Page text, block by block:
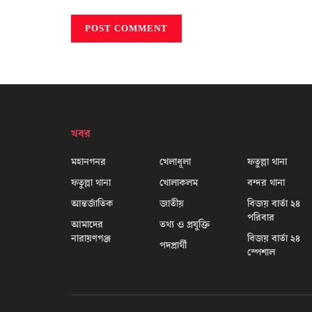
খবর
মহানগনর
ফতুল্লা থানা
আন্তর্জাতিক
আমাদের
নারায়ণগঞ্জ
খেলাধূলা
খোলাকলম
জাতীয়
তথ্য ও প্রযুক্তি
পদপ্রার্থী
ফতুল্লা থানা
বন্দর থানা
বিজয় বার্তা ২৪
পরিবার
বিজয় বার্তা ২৪
স্পেশাল